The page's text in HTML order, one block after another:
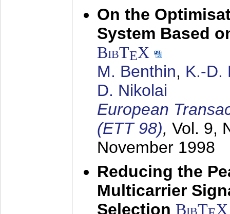
On the
System Based
BibTEX
M. Benthin, K.-D.
D. Nikolai
European
(ETT 98), Vol. 9,
November 1998
Reducing the
Multicarrier
Selection BibT X